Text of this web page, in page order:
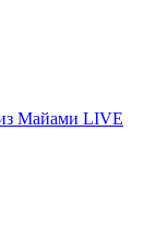
Майами LIVE